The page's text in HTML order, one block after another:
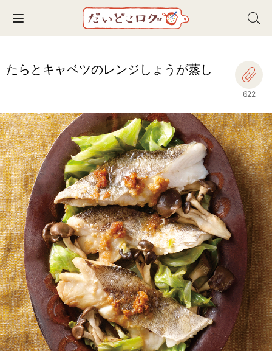
Toggle navigation
たらとキャベツのレンジしょうが蒸し
622